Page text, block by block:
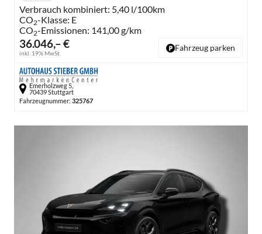
36.046,– €
inkl. 19% MwSt.
Verbrauch kombiniert: 5,40 l/100km
CO2-Klasse: E
CO2-Emissionen: 141,00 g/km
Fahrzeug parken
Emerholzweg 5,
70439 Stuttgart
Fahrzeugnummer: 325767